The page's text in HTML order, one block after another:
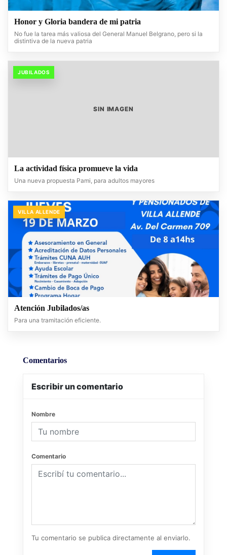
Honor y Gloria bandera de mi patria
No fue la tarea más valiosa del General Manuel Belgrano, pero si la
distintiva de la nueva patria
JUBILADOS
SIN IMAGEN
La actividad física promueve la vida
Una nueva propuesta Pami, para adultos mayores
VILLA ALLENDE
Atención Jubilados/as
Para una tramitación eficiente.
Comentarios
Escribir un comentario
Nombre
Comentario
Tu comentario se publica directamente al enviarlo.